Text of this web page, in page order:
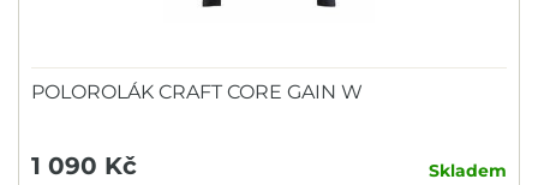
POLOROLÁK CRAFT CORE GAIN W
1 090 Kč Skladem